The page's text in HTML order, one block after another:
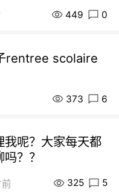
449 0
rentree scolaire
373 6
我呢？大家每天都
？？
325 5